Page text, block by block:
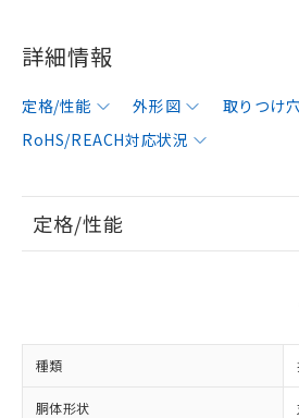
詳細情報
定格/性能 外形図 取りつけ
RoHS/REACH対応状況
定格/性能
種類
胴体形状